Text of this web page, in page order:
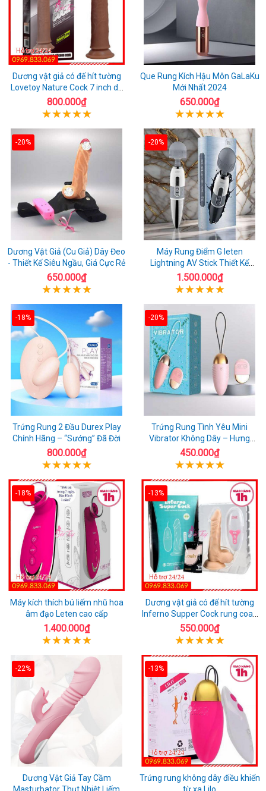
Dương vật giả có đế hít tường
Lovetoy Nature Cock 7 inch da
đen
800.000₫
Que Rung Kích Hậu Môn GaLaKu
Mới Nhất 2024
650.000₫
-20%
Dương Vật Giả (Cu Giả) Dây Đeo
- Thiết Kế Siêu Ngầu, Giá Cực Rẻ
650.000₫
-20%
Máy Rung Điểm G leten
Lightning AV Stick Thiết Kế
Thông Minh
1.500.000₫
-18%
Trứng Rung 2 Đầu Durex Play
Chính Hãng – “Sướng” Đã Đời
800.000₫
-20%
Trứng Rung Tình Yêu Mini
Vibrator Không Dây – Hưng
Phấn Mọi Nơi
450.000₫
-18%
Máy kích thích bú liếm nhũ hoa
âm đạo Leten cao cấp
1.400.000₫
-13%
Dương vật giả có đế hít tường
Inferno Supper Cock rung coay
7 chế độ
550.000₫
-22%
Dương Vật Giả Tay Cầm
Masturbator Thụt Nhiệt Liếm
-13%
Trứng rung không dây điều khiển
từ xa Lilo